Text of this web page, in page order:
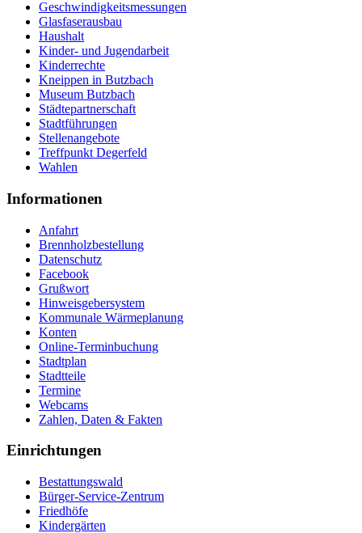
Geschwindigkeitsmessungen
Glasfaserausbau
Haushalt
Kinder- und Jugendarbeit
Kinderrechte
Kneippen in Butzbach
Museum Butzbach
Städtepartnerschaft
Stadtführungen
Stellenangebote
Treffpunkt Degerfeld
Wahlen
Informationen
Anfahrt
Brennholzbestellung
Datenschutz
Facebook
Grußwort
Hinweisgebersystem
Kommunale Wärmeplanung
Konten
Online-Terminbuchung
Stadtplan
Stadtteile
Termine
Webcams
Zahlen, Daten & Fakten
Einrichtungen
Bestattungswald
Bürger-Service-Zentrum
Friedhöfe
Kindergärten